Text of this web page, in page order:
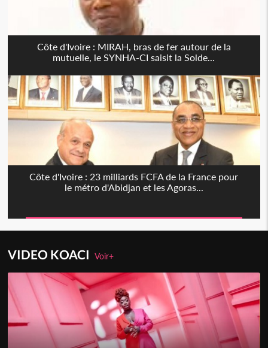
Côte d'Ivoire : MIRAH, bras de fer autour de la
mutuelle, le SYNHA-CI saisit la Solde...
Côte d'Ivoire : 23 milliards FCFA de la France pour
le métro d'Abidjan et les Agoras...
VIDEO KOACIVoir+